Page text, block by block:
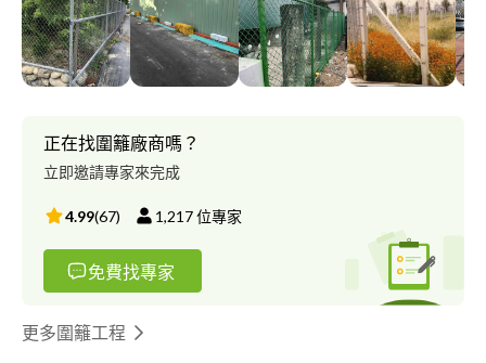
施工，移植樹，鋪草皮，整地，鋪草席，割草，維護園藝都有做唷
正在找圍籬廠商嗎？
立即邀請專家來完成
4.99(67) 1,217位專家
免費找專家
更多圍籬工程